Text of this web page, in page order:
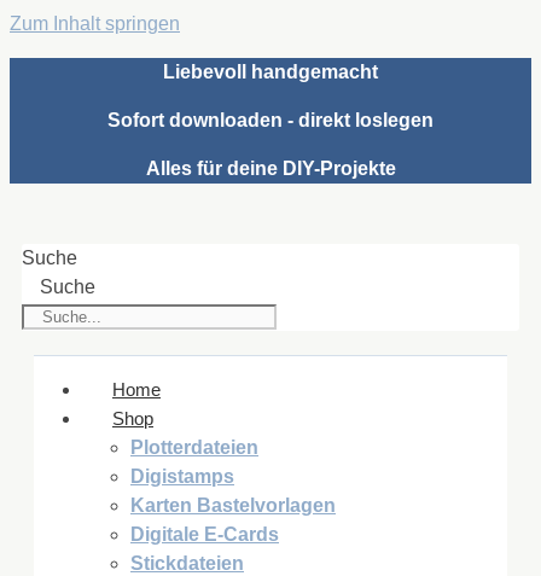
Zum Inhalt springen
Liebevoll handgemacht
Sofort downloaden - direkt loslegen
Alles für deine DIY-Projekte
Suche
Suche
Home
Shop
Plotterdateien
Digistamps
Karten Bastelvorlagen
Digitale E-Cards
Stickdateien